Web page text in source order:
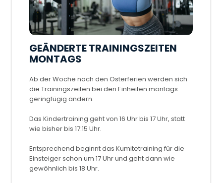
GEÄNDERTE TRAININGSZEITEN
MONTAGS
Ab der Woche nach den Osterferien werden sich
die Trainingszeiten bei den Einheiten montags
geringfügig ändern.
Das Kindertraining geht von 16 Uhr bis 17 Uhr, statt
wie bisher bis 17:15 Uhr.
Entsprechend beginnt das Kumitetraining für die
Einsteiger schon um 17 Uhr und geht dann wie
gewöhnlich bis 18 Uhr.